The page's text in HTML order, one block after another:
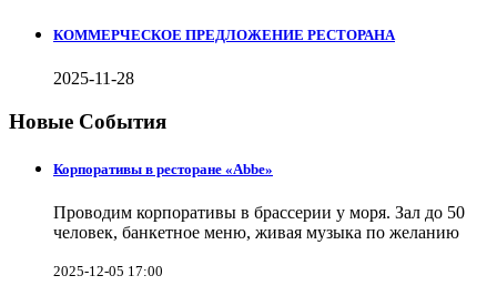
КОММЕРЧЕСКОЕ ПРЕДЛОЖЕНИЕ РЕСТОРАНА
2025-11-28
Новые События
Корпоративы в ресторане «Abbe»
Проводим корпоративы в брассерии у моря. Зал до 50
человек, банкетное меню, живая музыка по желанию
2025-12-05 17:00